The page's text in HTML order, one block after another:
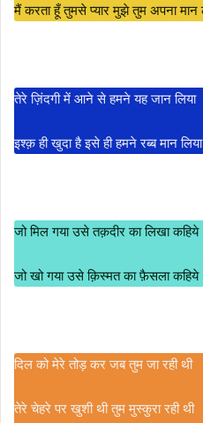
मैं करता हूँ तुमसे प्यार मुझे तुम अपना मान
तेरे ज़िंदगी में आने से हमने यह जान लिया
इश्क़ ही खुदा है इसे ही हमने रब्ब मान लिया
जो मिल गया उसे तक़दीर का लिखा कहिये
जो खो गया उसे क़िस्मत का फ़ैसला कहिये
दिल को मेरे तोड़ कर जब तुम जा रही थी
तेरे चेहरे पर खुशी थी तुम मुस्कुरा रही थी